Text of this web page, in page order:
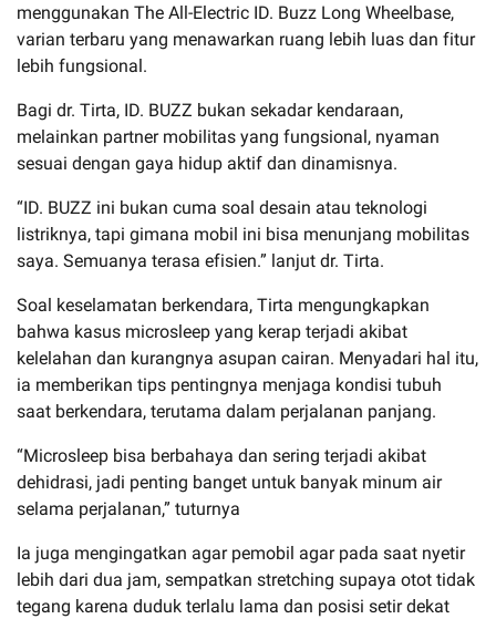
menggunakan The All-Electric ID. Buzz Long Wheelbase,
varian terbaru yang menawarkan ruang lebih luas dan fitur
lebih fungsional.
Bagi dr. Tirta, ID. BUZZ bukan sekadar kendaraan,
melainkan partner mobilitas yang fungsional, nyaman
sesuai dengan gaya hidup aktif dan dinamisnya.
“ID. BUZZ ini bukan cuma soal desain atau teknologi
listriknya, tapi gimana mobil ini bisa menunjang mobilitas
saya. Semuanya terasa efisien.” lanjut dr. Tirta.
Soal keselamatan berkendara, Tirta mengungkapkan
bahwa kasus microsleep yang kerap terjadi akibat
kelelahan dan kurangnya asupan cairan. Menyadari hal itu,
ia memberikan tips pentingnya menjaga kondisi tubuh
saat berkendara, terutama dalam perjalanan panjang.
“Microsleep bisa berbahaya dan sering terjadi akibat
dehidrasi, jadi penting banget untuk banyak minum air
selama perjalanan,” tuturnya
Ia juga mengingatkan agar pemobil agar pada saat nyetir
lebih dari dua jam, sempatkan stretching supaya otot tidak
tegang karena duduk terlalu lama dan posisi setir dekat